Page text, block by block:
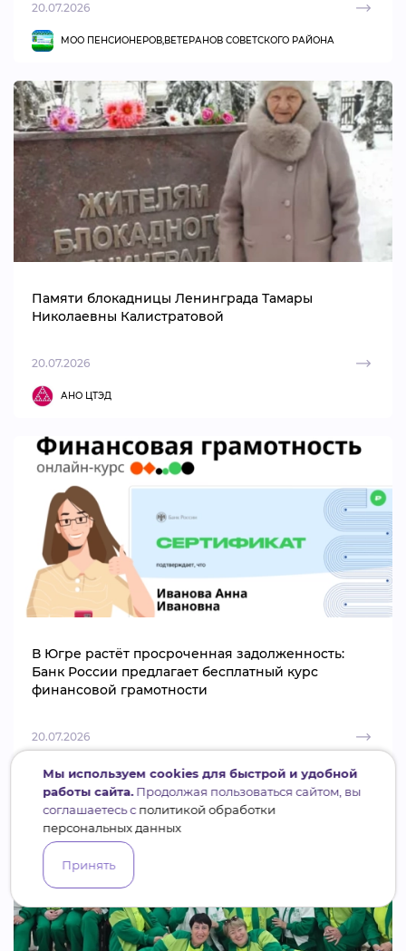
20.07.2026
МОО ПЕНСИОНЕРОВ,ВЕТЕРАНОВ СОВЕТСКОГО РАЙОНА
Памяти блокадницы Ленинграда Тамары
Николаевны Калистратовой
20.07.2026
АНО ЦТЭД
В Югре растёт просроченная задолженность:
Банк России предлагает бесплатный курс
финансовой грамотности
20.07.2026
Мы используем cookies для быстрой и удобной
работы сайта.Продолжая пользоваться сайтом, вы
соглашаетесь сполитикой обработки
персональных данных
Принять